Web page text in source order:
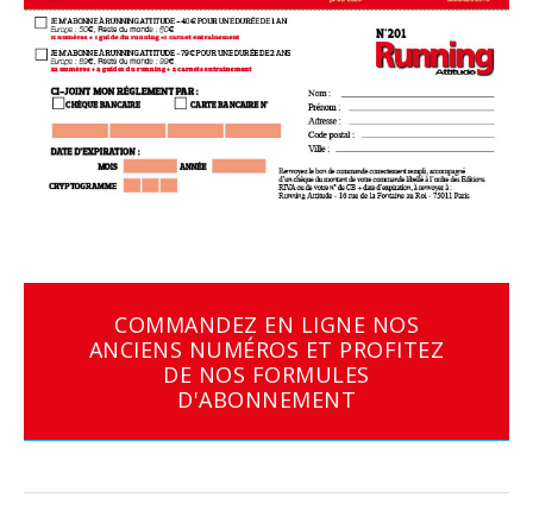
COMMANDEZ EN LIGNE NOS
ANCIENS NUMÉROS ET PROFITEZ
DE NOS FORMULES
D'ABONNEMENT